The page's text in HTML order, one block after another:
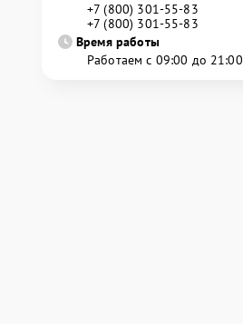
+7 (800) 301-55-83
+7 (800) 301-55-83
Время работы
Работаем с 09:00 до 21:00